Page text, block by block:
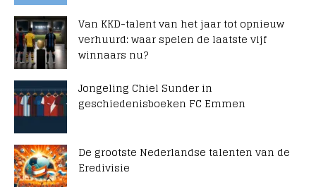
Van KKD-talent van het jaar tot opnieuw
verhuurd: waar spelen de laatste vijf
winnaars nu?
Jongeling Chiel Sunder in
geschiedenisboeken FC Emmen
De grootste Nederlandse talenten van de
Eredivisie